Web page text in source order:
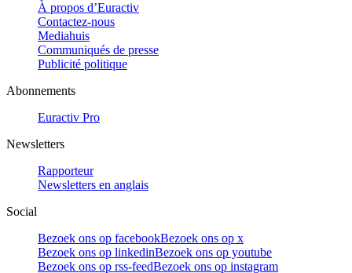
À propos d’Euractiv
Contactez-nous
Mediahuis
Communiqués de presse
Publicité politique
Abonnements
Euractiv Pro
Newsletters
Rapporteur
Newsletters en anglais
Social
Bezoek ons op facebookBezoek ons op x
Bezoek ons op linkedinBezoek ons op youtube
Bezoek ons op rss-feedBezoek ons op instagram